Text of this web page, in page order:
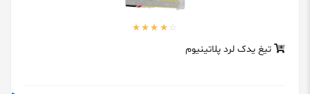
تیغ یدک لرد پلاتینیوم